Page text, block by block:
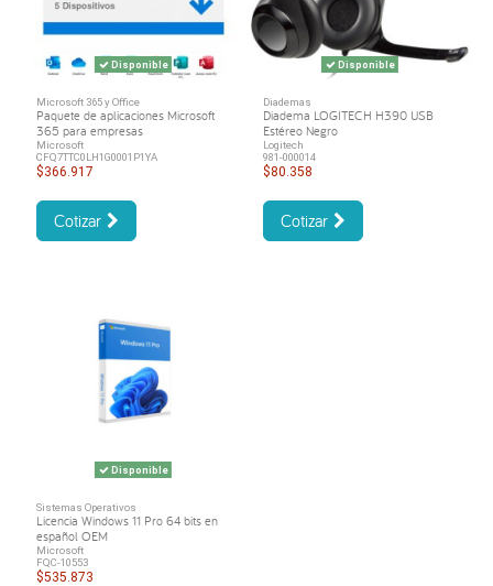
Disponible
Microsoft 365 y Office
Paquete de aplicaciones Microsoft
365 para empresas
Microsoft
CFQ7TTC0LH1G0001P1YA
$366.917
Cotizar
Disponible
Diademas
Diadema LOGITECH H390 USB
Estéreo Negro
Logitech
981-000014
$80.358
Cotizar
Disponible
Sistemas Operativos
Licencia Windows 11 Pro 64 bits en
español OEM
Microsoft
FQC-10553
$535.873